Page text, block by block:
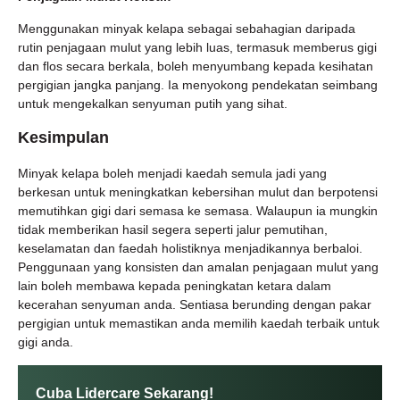
Menggunakan minyak kelapa sebagai sebahagian daripada
rutin penjagaan mulut yang lebih luas, termasuk memberus gigi
dan flos secara berkala, boleh menyumbang kepada kesihatan
pergigian jangka panjang. Ia menyokong pendekatan seimbang
untuk mengekalkan senyuman putih yang sihat.
Kesimpulan
Minyak kelapa boleh menjadi kaedah semula jadi yang
berkesan untuk meningkatkan kebersihan mulut dan berpotensi
memutihkan gigi dari semasa ke semasa. Walaupun ia mungkin
tidak memberikan hasil segera seperti jalur pemutihan,
keselamatan dan faedah holistiknya menjadikannya berbaloi.
Penggunaan yang konsisten dan amalan penjagaan mulut yang
lain boleh membawa kepada peningkatan ketara dalam
kecerahan senyuman anda. Sentiasa berunding dengan pakar
pergigian untuk memastikan anda memilih kaedah terbaik untuk
gigi anda.
Cuba Lidercare Sekarang!